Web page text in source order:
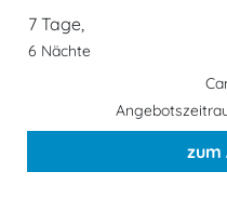
7 Tage,
6 Nächte
zum